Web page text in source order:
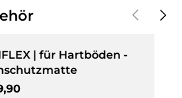
Vorherige
| für Hartböden -
Preis